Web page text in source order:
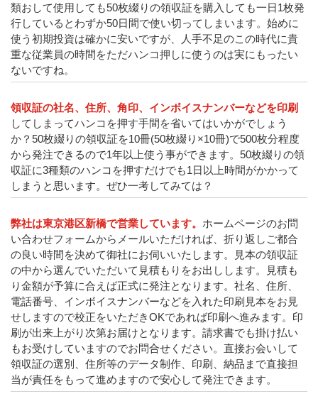
類おして使用しても50枚綴りの領収証を購入しても一日1枚発
行しているとわずか50日間で使い切ってしまいます。始めに
使う初期投資は確かに安いですが、人手不足のこの時代に貴
重な従業員の時間をただハンコ押しに使うのは実にもったい
ないですね。
領収証の社名、住所、角印、インボイスナンバーなどを印刷
してしまってハンコを押す手間を省いてはいかがでしょう
か？50枚綴りの領収証を10冊(50枚綴り×10冊)で500枚分程度
から発注できるので1年以上使う事ができます。50枚綴りの領
収証に3種類のハンコを押すだけでも1日以上時間がかかって
しまうと思います。ぜひ一考してみては？
弊社は東京港区新橋で営業しています。 ホームページのお問
い合わせフォームからメールいただければ、折り返しご都合
の良い時間を決めて御社にお伺いいたします。見本の領収証
の中から選んでいただいて見積もりをお出しします。見積も
り金額が予算に合えば正式に発注となります。社名、住所、
電話番号、インボイスナンバーなどを入れた印刷見本をお見
せしますので校正をいただきOKであれば印刷へ進みます。印
刷が出来上がり次第お届けとなります。請求書でも掛け払い
もお受けしていますのでお問合せください。直接お会いして
領収証の選別、住所等のデータ制作、印刷、納品まで直接担
当が責任をもって進めますので安心して発注できます。